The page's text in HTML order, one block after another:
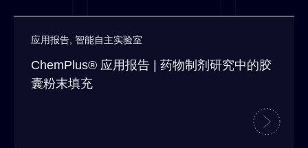
应用报告 智能自主实验室
ChemPlus® 应用报告 | 药物制剂研究中的胶
囊粉末填充